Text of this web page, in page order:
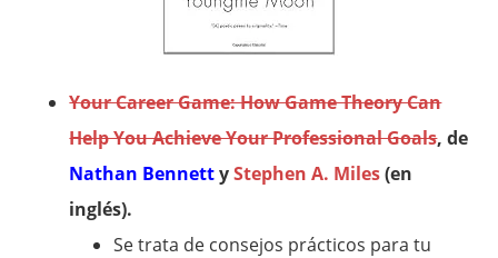
Your Career Game: How Game Theory Can
Help You Achieve Your Professional Goals, de
Nathan BennettyStephen A. Miles(en
inglés).
Se trata de consejos prácticos para tu